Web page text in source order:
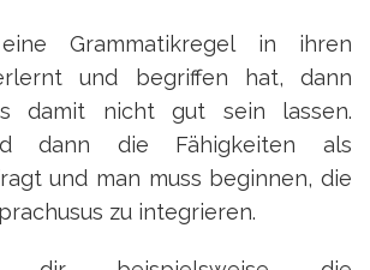
Grammatikregel in ihren
und begriffen hat, dann
damit nicht gut sein lassen.
dann die Fähigkeiten als
und man muss beginnen, die
zu integrieren.